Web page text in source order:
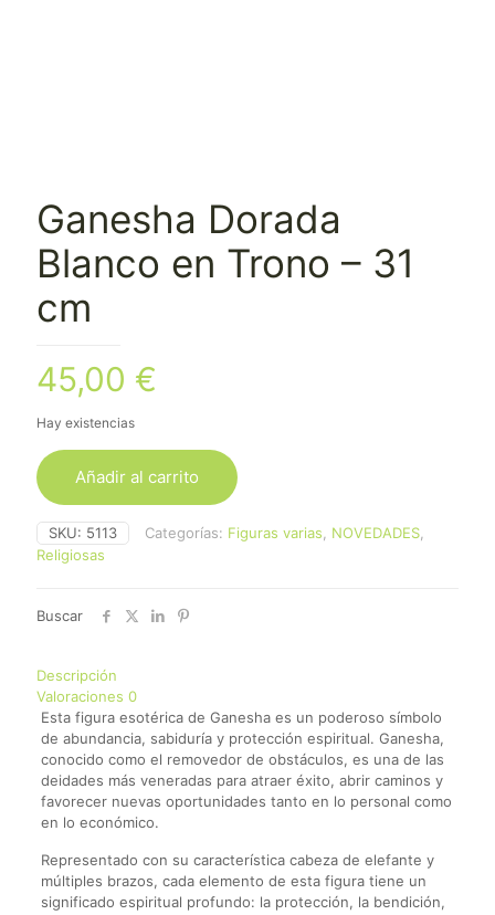
Ganesha Dorada
Blanco en Trono – 31
cm
45,00 €
Hay existencias
Añadir al carrito
SKU: 5113 Categorías: Figuras varias NOVEDADES
Religiosas
Buscar
Descripción
Valoraciones 0
Esta figura esotérica de Ganesha es un poderoso símbolo
de abundancia, sabiduría y protección espiritual. Ganesha,
conocido como el removedor de obstáculos, es una de las
deidades más veneradas para atraer éxito, abrir caminos y
favorecer nuevas oportunidades tanto en lo personal como
en lo económico.
Representado con su característica cabeza de elefante y
múltiples brazos, cada elemento de esta figura tiene un
significado espiritual profundo: la protección, la bendición,